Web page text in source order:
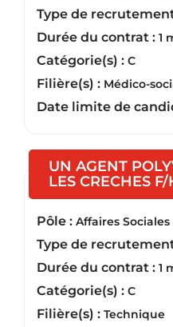
Type de
Durée du contrat : 1
Catégorie(s) : C
Filière(s) : Médico-
Date limite de
UN AGENT
LES CRECHES F/
Pôle : Affaires
Type de
Durée du contrat : 1
Catégorie(s) : C
Filière(s) : Technique